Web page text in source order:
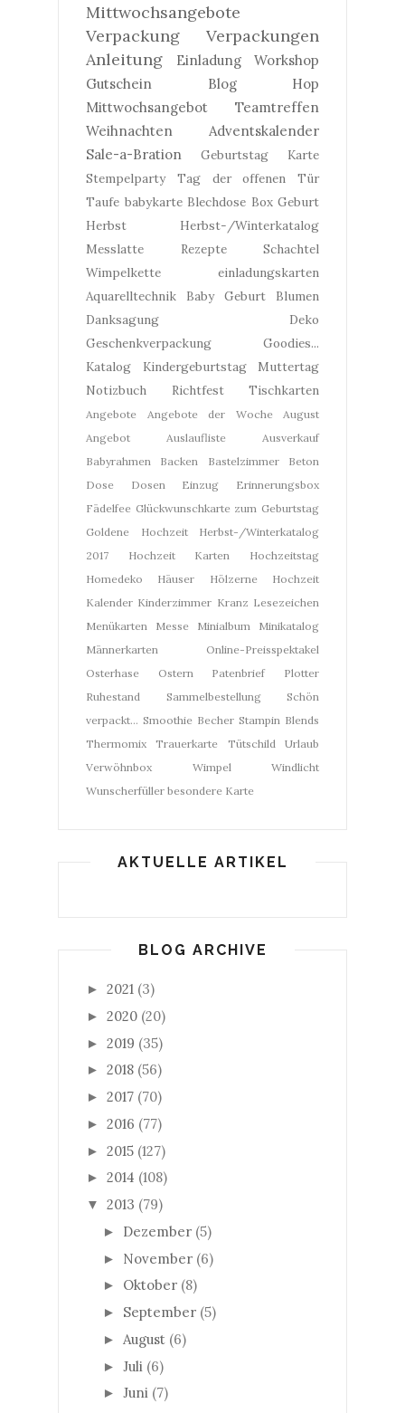
Mittwochsangebote
Verpackung
Verpackungen
Anleitung
Einladung
Workshop
Gutschein
Blog Hop
Mittwochsangebot
Teamtreffen
Weihnachten
Adventskalender
Sale-a-Bration
Geburtstag
Karte
Stempelparty
Tag der offenen Tür
Taufe babykarte Blechdose Box Geburt
Herbst
Herbst-/Winterkatalog
Messlatte
Rezepte
Schachtel
Wimpelkette
einladungskarten
Aquarelltechnik
Baby Geburt
Blumen
Danksagung
Deko
Geschenkverpackung
Goodies...
Katalog
Kindergeburtstag
Muttertag
Notizbuch
Richtfest Tischkarten
Angebote Angebote der Woche
August
Angebot
Auslaufliste
Ausverkauf
Babyrahmen
Backen Bastelzimmer
Beton
Dose
Dosen Einzug
Erinnerungsbox
Fädelfee Glückwunschkarte zum Geburtstag
Goldene Hochzeit
Herbst-/Winterkatalog
2017
Hochzeit Karten
Hochzeitstag
Homedeko
Häuser
Hölzerne Hochzeit
Kalender Kinderzimmer Kranz Lesezeichen
Menükarten
Messe Minialbum
Minikatalog
Männerkarten
Online-Preisspektakel
Osterhase
Ostern Patenbrief
Plotter
Ruhestand
Sammelbestellung
Schön
verpackt... Smoothie Becher Stampin Blends
Thermomix
Trauerkarte Tütschild
Urlaub
Verwöhnbox
Wimpel
Windlicht
Wunscherfüller besondere Karte
AKTUELLE ARTIKEL
BLOG ARCHIVE
► 2021 (3)
► 2020 (20)
► 2019 (35)
► 2018 (56)
► 2017 (70)
► 2016 (77)
► 2015 (127)
► 2014 (108)
▼ 2013 (79)
► Dezember (5)
► November (6)
► Oktober (8)
► September (5)
► August (6)
► Juli (6)
► Juni (7)